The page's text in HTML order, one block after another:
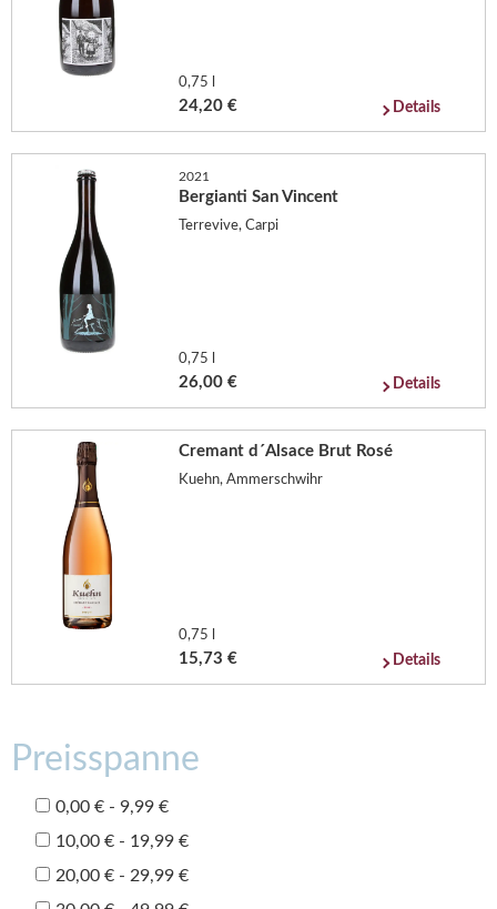
0,75 l
24,20 € Details
2021
Bergianti San Vincent
Terrevive, Carpi
0,75 l
26,00 € Details
Cremant d´Alsace Brut Rosé
Kuehn, Ammerschwihr
0,75 l
15,73 € Details
Preisspanne
0,00 € - 9,99 €
10,00 € - 19,99 €
20,00 € - 29,99 €